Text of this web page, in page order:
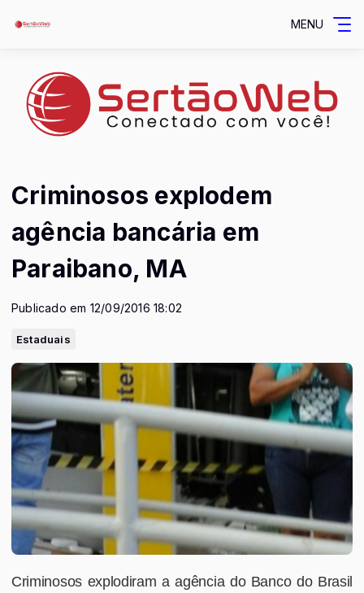
MENU
Criminosos explodem
agência bancária em
Paraibano, MA
Publicado em 12/09/2016 18:02
Estaduais
Criminosos explodiram a agência do Banco do Brasil